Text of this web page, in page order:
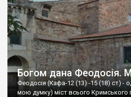
Богом дана Феодосія.
Феодосія (Кафа-12 (13) -15 (18) ст) -
мою думку) міст всього Кримського